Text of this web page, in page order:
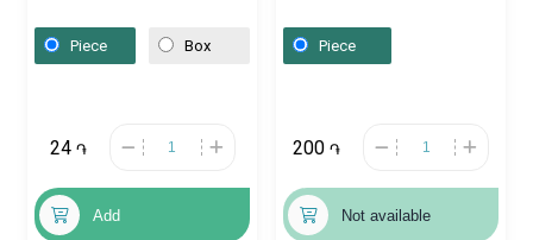
mg, Հայաստան
Piece Box
24 ֏
Add
Piece
200 ֏
Not available